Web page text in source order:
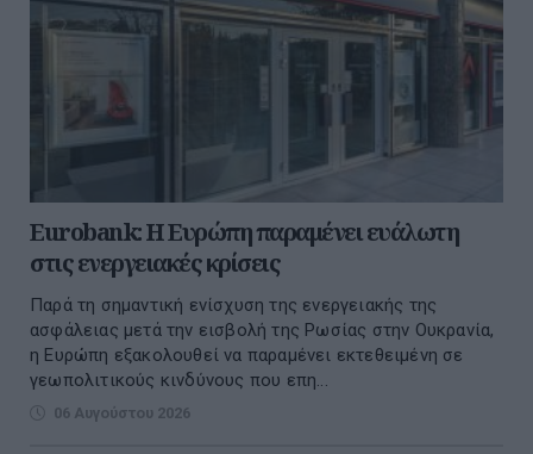
Eurobank: Η Ευρώπη παραμένει ευάλωτη
στις ενεργειακές κρίσεις
Παρά τη σημαντική ενίσχυση της ενεργειακής της
ασφάλειας μετά την εισβολή της Ρωσίας στην Ουκρανία,
η Ευρώπη εξακολουθεί να παραμένει εκτεθειμένη σε
γεωπολιτικούς κινδύνους που επη...
06 Αυγούστου 2026